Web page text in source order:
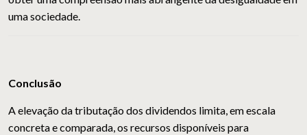
uma sociedade.
Conclusão
A elevação da tributação dos dividendos limita, em escala
concreta e comparada, os recursos disponíveis para